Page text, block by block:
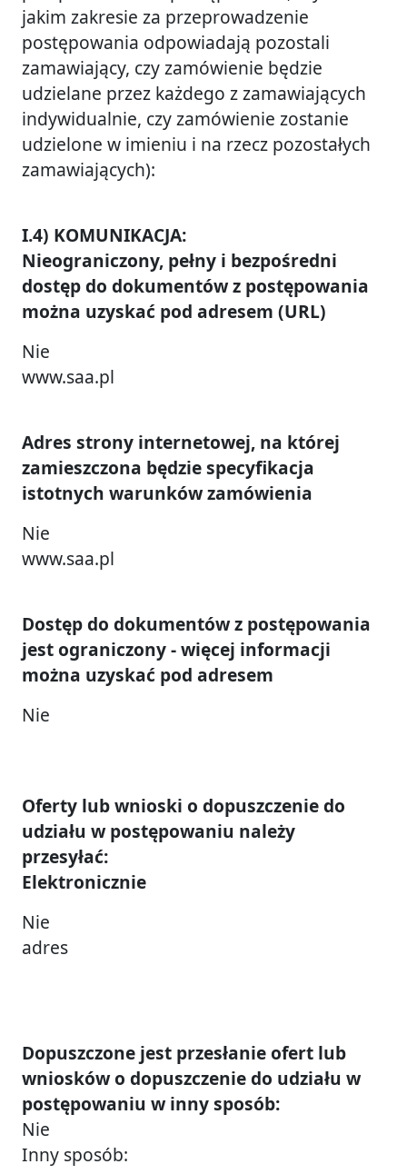
jakim zakresie za przeprowadzenie
postępowania odpowiadają pozostali
zamawiający, czy zamówienie będzie
udzielane przez każdego z zamawiających
indywidualnie, czy zamówienie zostanie
udzielone w imieniu i na rzecz pozostałych
zamawiających):
I.4) KOMUNIKACJA:
Nieograniczony, pełny i bezpośredni
dostęp do dokumentów z postępowania
można uzyskać pod adresem (URL)
Nie
www.saa.pl
Adres strony internetowej, na której
zamieszczona będzie specyfikacja
istotnych warunków zamówienia
Nie
www.saa.pl
Dostęp do dokumentów z postępowania
jest ograniczony - więcej informacji
można uzyskać pod adresem
Nie
Oferty lub wnioski o dopuszczenie do
udziału w postępowaniu należy
przesyłać:
Elektronicznie
Nie
adres
Dopuszczone jest przesłanie ofert lub
wniosków o dopuszczenie do udziału w
postępowaniu w inny sposób:
Nie
Inny sposób: